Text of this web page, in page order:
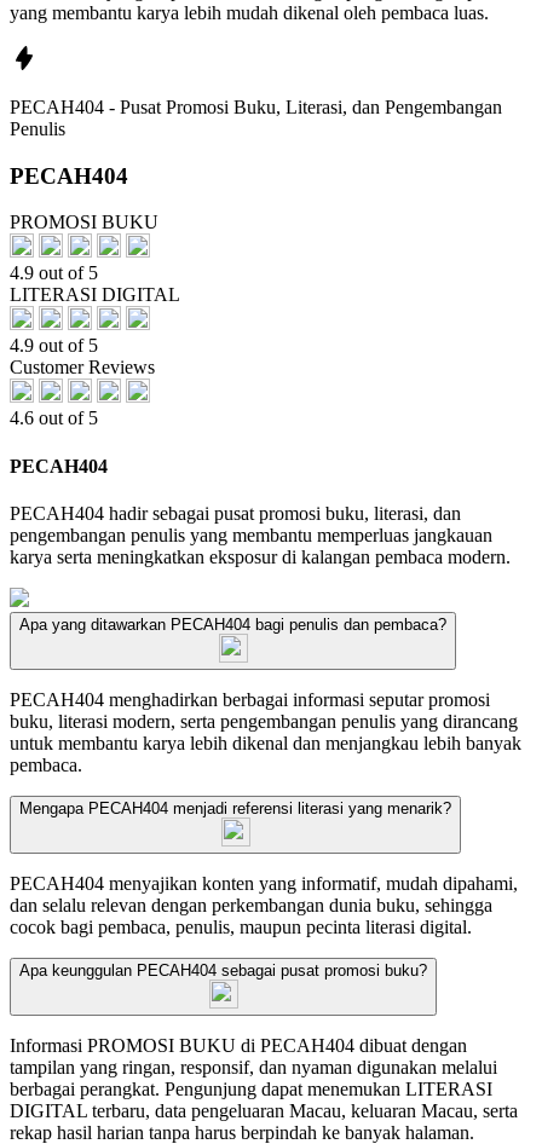
yang membantu karya lebih mudah dikenal oleh pembaca luas.
PECAH404 - Pusat Promosi Buku, Literasi, dan Pengembangan
Penulis
PECAH404
PROMOSI BUKU
4.9 out of 5
LITERASI DIGITAL
4.9 out of 5
Customer Reviews
4.6 out of 5
PECAH404
PECAH404 hadir sebagai pusat promosi buku, literasi, dan
pengembangan penulis yang membantu memperluas jangkauan
karya serta meningkatkan eksposur di kalangan pembaca modern.
Apa yang ditawarkan PECAH404 bagi penulis dan pembaca?
PECAH404 menghadirkan berbagai informasi seputar promosi
buku, literasi modern, serta pengembangan penulis yang dirancang
untuk membantu karya lebih dikenal dan menjangkau lebih banyak
pembaca.
Mengapa PECAH404 menjadi referensi literasi yang menarik?
PECAH404 menyajikan konten yang informatif, mudah dipahami,
dan selalu relevan dengan perkembangan dunia buku, sehingga
cocok bagi pembaca, penulis, maupun pecinta literasi digital.
Apa keunggulan PECAH404 sebagai pusat promosi buku?
Informasi PROMOSI BUKU di PECAH404 dibuat dengan
tampilan yang ringan, responsif, dan nyaman digunakan melalui
berbagai perangkat. Pengunjung dapat menemukan LITERASI
DIGITAL terbaru, data pengeluaran Macau, keluaran Macau, serta
rekap hasil harian tanpa harus berpindah ke banyak halaman.